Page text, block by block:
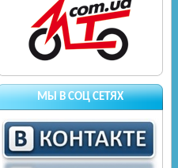
МЫ В СОЦ СЕТЯХ